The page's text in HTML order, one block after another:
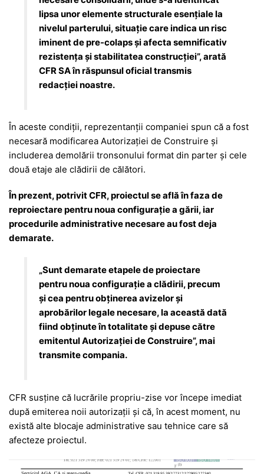
lipsa unor elemente structurale esențiale la
nivelul parterului, situație care indica un risc
iminent de pre-colaps și afecta semnificativ
rezistența și stabilitatea construcției”, arată
CFR SA în răspunsul oficial transmis
redacției noastre.
În aceste condiții, reprezentanții companiei spun că a fost
necesară modificarea Autorizației de Construire și
includerea demolării tronsonului format din parter și cele
două etaje ale clădirii de călători.
În prezent, potrivit CFR, proiectul se află în faza de
reproiectare pentru noua configurație a gării, iar
procedurile administrative necesare au fost deja
demarate.
„Sunt demarate etapele de proiectare
pentru noua configurație a clădirii, precum
și cea pentru obținerea avizelor și
aprobărilor legale necesare, la această dată
fiind obținute în totalitate și depuse către
emitentul Autorizației de Construire”, mai
transmite compania.
CFR susține că lucrările propriu-zise vor începe imediat
după emiterea noii autorizații și că, în acest moment, nu
există alte blocaje administrative sau tehnice care să
afecteze proiectul.